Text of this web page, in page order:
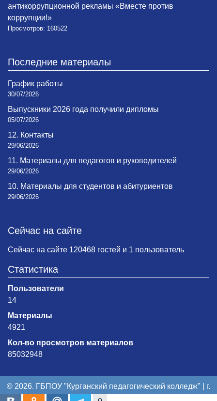
антикоррупционной рекламы «Вместе против
коррупции!»
Просмотров: 160522
Последние материалы
График работы
30/07/2026
Выпускники 2026 года получили дипломы
05/07/2026
12. Контакты
29/06/2026
11. Материалы для педагогов и руководителей
29/06/2026
10. Материалы для студентов и абитуриентов
29/06/2026
Сейчас на сайте
Сейчас на сайте 120468 гостей и 1 пользователь
Статистика
Пользователи
14
Материалы
4921
Кол-во просмотров материалов
85032948
© 2026. ГБПОУ "Курганский педагогический колледж" | г.
Курган